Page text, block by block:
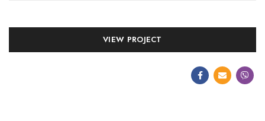
VIEW PROJECT